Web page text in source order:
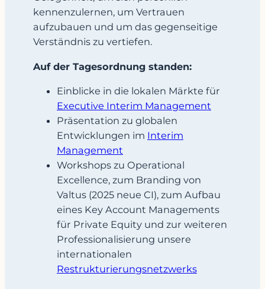
kennenzulernen, um Vertrauen
aufzubauen und um das gegenseitige
Verständnis zu vertiefen.
Auf der Tagesordnung standen:
Einblicke in die lokalen Märkte für
Executive Interim Management
Präsentation zu globalen
Entwicklungen im Interim
Management
Workshops zu Operational
Excellence, zum Branding von
Valtus (2025 neue CI), zum Aufbau
eines Key Account Managements
für Private Equity und zur weiteren
Professionalisierung unsere
internationalen
Restrukturierungsnetzwerks